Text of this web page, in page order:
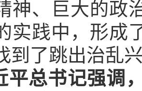
神、巨大的政
实践中，形成
到了跳出治乱
平总书记强调